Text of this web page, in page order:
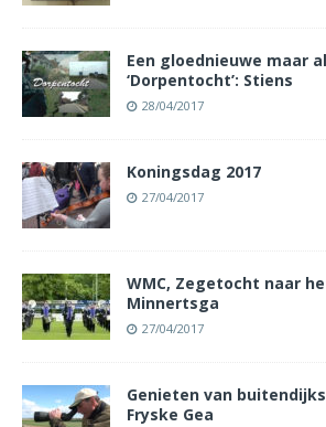
Een gloednieuwe maar
‘Dorpentocht’: Stiens
28/04/2017
Koningsdag 2017
27/04/2017
WMC, Zegetocht naar
Minnertsga
27/04/2017
Genieten van
Fryske Gea